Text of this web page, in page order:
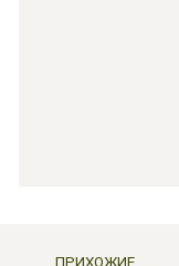
ПРИХОЖИЕ